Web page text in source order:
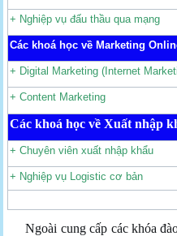
+ Nghiệp vụ đấu thầu qua mạng
Các khoá học về Marketing
+ Digital Marketing (Internet
+ Content Marketing
Các khoá học về Xuất nhập
+ Chuyên viên xuất nhập khẩu
+ Nghiệp vụ Logistic cơ bản
Ngoài cung cấp các khóa